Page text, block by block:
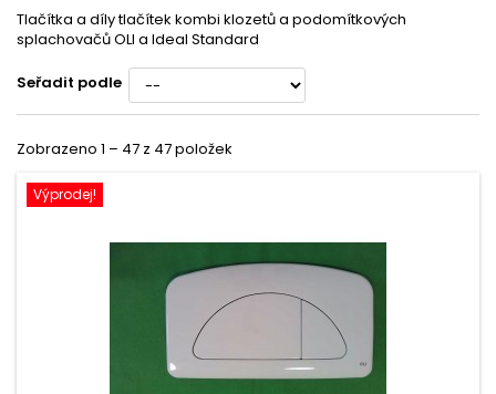
Tlačítka a díly tlačítek kombi klozetů a podomítkových
splachovačů OLI a Ideal Standard
Seřadit podle
Zobrazeno 1 – 47 z 47 položek
Výprodej!